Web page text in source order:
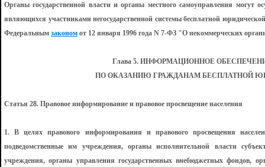
Органы государственной власти и органы местного самоуправления могут
являющихся участниками негосударственной системы бесплатной
Федеральным законом от 12 января 1996 года N 7-ФЗ "О некоммерческих
Глава 5. ИНФОРМАЦИОННОЕ
ПО ОКАЗАНИЮ ГРАЖДАНАМ БЕСПЛАТНОЙ
Статья 28. Правовое информирование и правовое просвещение населения
1. В целях правового информирования и правового просвещения
подведомственные им учреждения, органы исполнительной власти
учреждения, органы управления государственных внебюджетных фондов,